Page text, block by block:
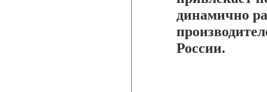
динамично
России.